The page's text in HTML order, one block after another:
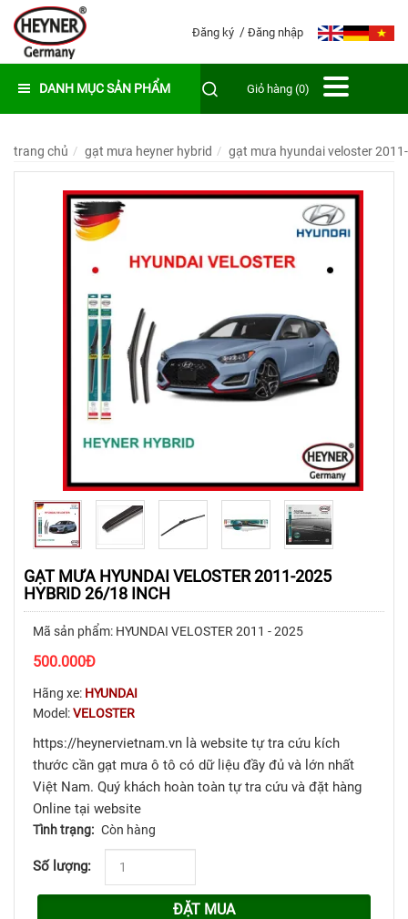
Đăng ký Đăng nhập
DANH MỤC SẢN PHẨM Giỏ hàng (0)
trang chủ gạt mưa heyner hybrid gạt mưa hyundai veloster
GẠT MƯA HYUNDAI VELOSTER 2011-2025
HYBRID 26/18 INCH
Mã sản phẩm: HYUNDAI VELOSTER 2011 - 2025
500.000Đ
Hãng xe: HYUNDAI
Model:VELOSTER
https://heynervietnam.vn là website tự tra cứu kích
thước cần gạt mưa ô tô có dữ liệu đầy đủ và lớn nhất
Việt Nam. Quý khách hoàn toàn tự tra cứu và đặt hàng
Online tại website
Tình trạng: Còn hàng
Số lượng:
ĐẶT MUA